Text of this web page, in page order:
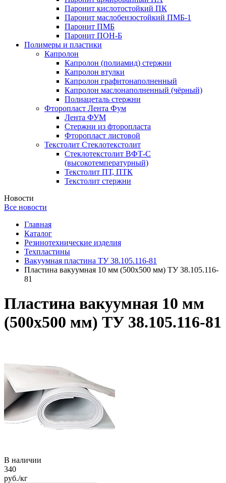
Паронит кислотостойкий ПК
Паронит маслобензостойкий ПМБ-1
Паронит ПМБ
Паронит ПОН-Б
Полимеры и пластики
Капролон
Капролон (полиамид) стержни
Капролон втулки
Капролон графитонаполненный
Капролон маслонаполненный (чёрный)
Полиацеталь стержни
Фторопласт Лента Фум
Лента ФУМ
Стержни из фторопласта
Фторопласт листовой
Текстолит Стеклотекстолит
Стеклотекстолит ВФТ-С
(высокотемпературный)
Текстолит ПТ, ПТК
Текстолит стержни
Новости
Все новости
Главная
Каталог
Резинотехнические изделия
Техпластины
Вакуумная пластина ТУ 38.105.116-81
Пластина вакуумная 10 мм (500х500 мм) ТУ 38.105.116-
81
Пластина вакуумная 10 мм
(500х500 мм) ТУ 38.105.116-81
В наличии
340
руб./кг